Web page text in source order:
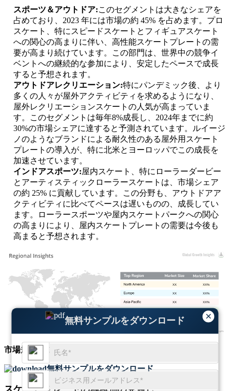
×
無料サンプルをダウンロード
スポーツ＆アウトドア:このセグメントは大きなシェアを
占めており、2023 年には市場の約 45% を占めます。プロ
スケート、特にスピードスケートとフィギュアスケート
への関心の高まりに伴い、高性能スケートプレートの需
要が高まり続けています。この部門は、世界中の競争イ
ベントへの継続的な参加により、安定したペースで成長
すると予想されます。
アウトドアレクリエーション:特にパンデミック後、より
多くの人々が屋外アクティビティを求めるようになり、
屋外レクリエーションスケートの人気が高まっていま
す。このセグメントは毎年8%成長し、2024年までに約
30%の市場シェアに達すると予測されています。ルイージ
ノのようなブランドによる耐久性のある屋外用スケート
プレートの導入が、特に北米とヨーロッパでこの成長を
加速させています。
インドアスポーツ:屋内スケート、特にローラーダービー
とアーティスティックローラースケートは、市場シェア
の約 25% に貢献しています。この分野も、アウトドアア
クティビティに比べてペースは遅いものの、成長してい
ます。ローラースポーツや屋内スケートパークへの関心
の高まりにより、屋内スケートプレートの需要は今後も
高まると予想されます。
XX%
XX%
XX
XX%
XX
XX%
XX
市場規模と 成長動向
無料サンプルをダウンロード